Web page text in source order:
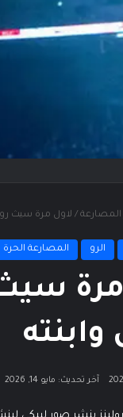
المصارعة / لاول مرة سيث
الرو المصارعة الحرة
آخر تحديث: مايو 14, 2026